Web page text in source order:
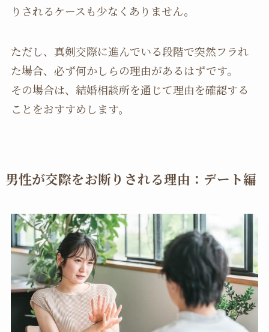
りされるケースも少なくありません。
ただし、真剣交際に進んでいる段階で突然フラれ
た場合、必ず何かしらの理由があるはずです。
その場合は、結婚相談所を通じて理由を確認する
ことをおすすめします。
男性が交際をお断りされる理由：デート編